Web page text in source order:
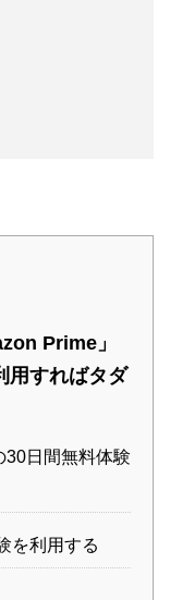
Prime」
用すればタダ
30日間無料体験
を利用する